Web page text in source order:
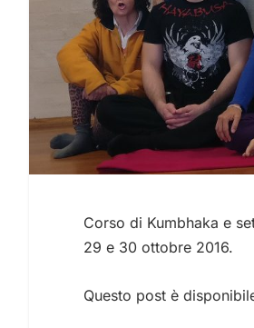
Corso di Kumbhaka e
29 e 30 ottobre 2016.
Questo post è